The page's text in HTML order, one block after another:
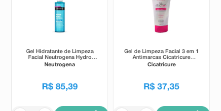
Gel Hidratante de Limpeza
Facial Neutrogena Hydro
Boost Pele Normal e Sensível
Neutrogena
R$ 85,39
Gel de Limpeza Facial 3 em 1
Antimarcas Cicatricure
Porcelana 150ml
Cicatricure
R$ 37,35